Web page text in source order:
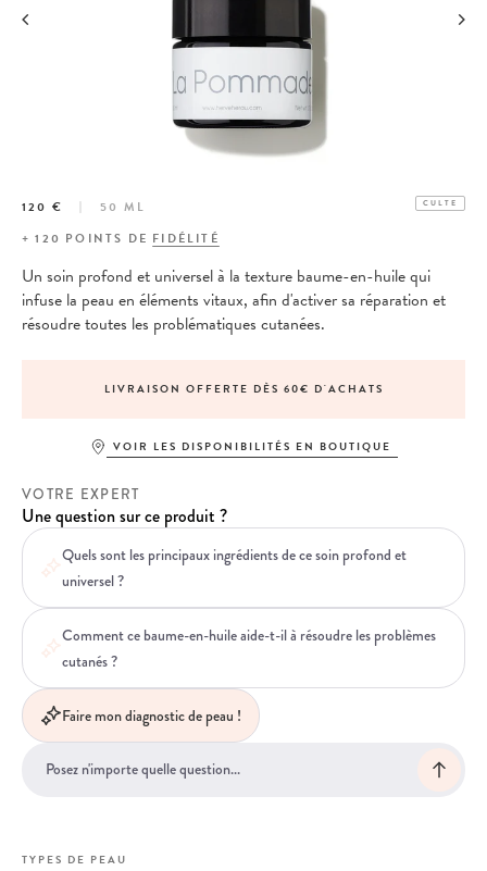
120 € 50 ML CULTE
+120 POINTS DE FIDÉLITÉ
Un soin profond et universel à la texture baume-en-huile qui
infuse la peau en éléments vitaux, afin d'activer sa réparation et
résoudre toutes les problématiques cutanées.
LIVRAISON OFFERTE DÈS 60€ D'ACHATS
VOIR LES DISPONIBILITÉS EN BOUTIQUE
VOTRE EXPERT
Une question sur ce produit ?
Quels sont les principaux ingrédients de ce soin profond et
universel ?
Comment ce baume-en-huile aide-t-il à résoudre les problèmes
cutanés ?
Faire mon diagnostic de peau !
TYPES DE PEAU